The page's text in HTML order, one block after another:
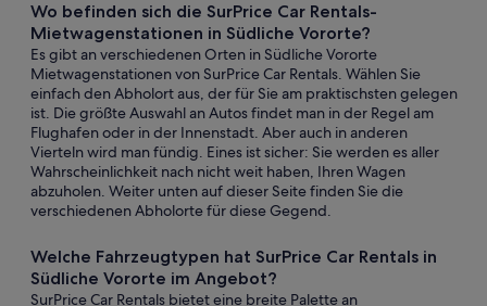
Wo befinden sich die SurPrice Car Rentals-
Mietwagenstationen in Südliche Vororte?
Es gibt an verschiedenen Orten in Südliche Vororte
Mietwagenstationen von SurPrice Car Rentals. Wählen Sie
einfach den Abholort aus, der für Sie am praktischsten gelegen
ist. Die größte Auswahl an Autos findet man in der Regel am
Flughafen oder in der Innenstadt. Aber auch in anderen
Vierteln wird man fündig. Eines ist sicher: Sie werden es aller
Wahrscheinlichkeit nach nicht weit haben, Ihren Wagen
abzuholen. Weiter unten auf dieser Seite finden Sie die
verschiedenen Abholorte für diese Gegend.
Welche Fahrzeugtypen hat SurPrice Car Rentals in
Südliche Vororte im Angebot?
SurPrice Car Rentals bietet eine breite Palette an